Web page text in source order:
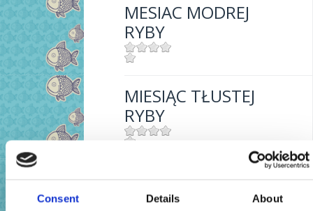
Consent Details About
MESIAC MODREJ
RYBY
MIESIĄC TŁUSTEJ
RYBY